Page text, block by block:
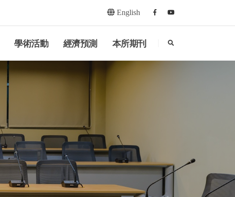
English Facebookyoutube
學術活動 經濟預測 本所期刊 search